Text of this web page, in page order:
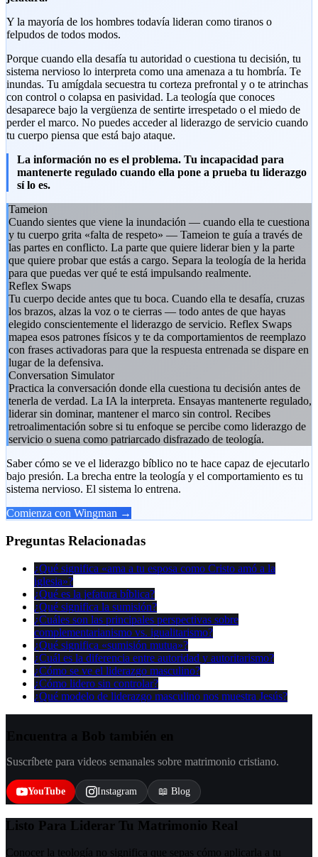
Y la mayoría de los hombres todavía lideran como tiranos o
felpudos de todos modos.
Porque cuando ella desafía tu autoridad o cuestiona tu decisión, tu
sistema nervioso lo interpreta como una amenaza a tu hombría. Te
inundas. Tu amígdala secuestra tu corteza prefrontal y o te atrinchas
con control o colapsa en pasividad. La teología que conoces
desaparece bajo la vergüenza de sentirte irrespetado o el miedo de
perder el marco. No puedes acceder al liderazgo de servicio cuando
tu cuerpo piensa que está bajo ataque.
La información no es el problema. Tu incapacidad para
mantenerte regulado cuando ella pone a prueba tu liderazgo
sí lo es.
Tameion
Cuando sientes que viene la inundación — cuando ella te cuestiona
y tu cuerpo grita «falta de respeto» — Tameion te guía a través de
las partes en conflicto. La parte que quiere liderar bien y la parte
que quiere probar que estás a cargo. Separa la teología de la herida
para que puedas ver qué te está impulsando realmente.
Reflex Swaps
Tu cuerpo decide antes que tu boca. Cuando ella te desafía, cruzas
los brazos, alzas la voz o te cierras — todo antes de que hayas
elegido conscientemente el liderazgo de servicio. Reflex Swaps
mapea esos patrones físicos y te da comportamientos de reemplazo
con frases activadoras para que la respuesta entrenada se dispare en
lugar de la defensiva.
Conversation Simulator
Practica la conversación donde ella cuestiona tu decisión antes de
tenerla de verdad. La IA la interpreta. Ensayas mantenerte regulado,
liderar sin dominar, mantener el marco sin control. Recibes
retroalimentación sobre si tu enfoque se percibe como liderazgo de
servicio o suena como patriarcado disfrazado de teología.
Saber cómo se ve el liderazgo bíblico no te hace capaz de ejecutarlo
bajo presión. La brecha entre la teología y el comportamiento es tu
sistema nervioso. El sistema lo entrena.
Comienza con Wingman →
Preguntas Relacionadas
¿Qué significa «ama a tu esposa como Cristo amó a la
iglesia»?
¿Qué es la jefatura bíblica?
¿Qué significa la sumisión?
¿Cuáles son las principales perspectivas sobre
complementarianismo vs. igualitarismo?
¿Qué significa «sumisión mutua»?
¿Cuál es la diferencia entre autoridad y autoritarismo?
¿Cómo se ve el liderazgo masculino?
¿Cómo lidero sin controlar?
¿Qué modelo de liderazgo masculino nos muestra Jesús?
Suscríbete para videos semanales sobre matrimonio cristiano.
YouTube Instagram 📖 Blog
Listo Para Liderar Tu Matrimonio Real
Conocer la teología no significa que sepas cómo aplicarla a tu